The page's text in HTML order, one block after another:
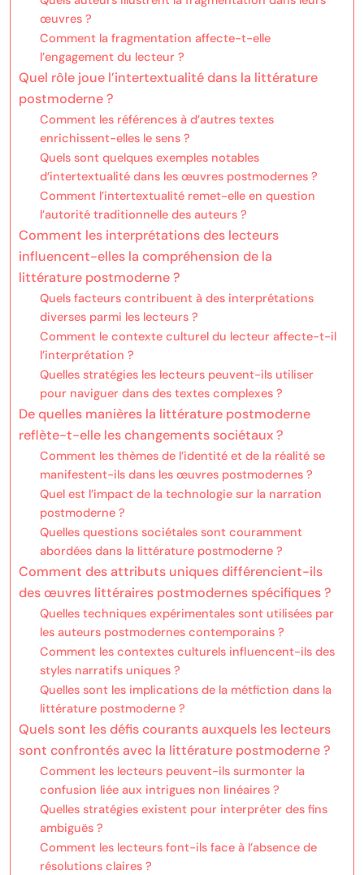
œuvres ?
Comment la fragmentation affecte-t-elle
l’engagement du lecteur ?
Quel rôle joue l’intertextualité dans la littérature
postmoderne ?
Comment les références à d’autres textes
enrichissent-elles le sens ?
Quels sont quelques exemples notables
d’intertextualité dans les œuvres postmodernes ?
Comment l’intertextualité remet-elle en question
l’autorité traditionnelle des auteurs ?
Comment les interprétations des lecteurs
influencent-elles la compréhension de la
littérature postmoderne ?
Quels facteurs contribuent à des interprétations
diverses parmi les lecteurs ?
Comment le contexte culturel du lecteur affecte-t-il
l’interprétation ?
Quelles stratégies les lecteurs peuvent-ils utiliser
pour naviguer dans des textes complexes ?
De quelles manières la littérature postmoderne
reflète-t-elle les changements sociétaux ?
Comment les thèmes de l’identité et de la réalité se
manifestent-ils dans les œuvres postmodernes ?
Quel est l’impact de la technologie sur la narration
postmoderne ?
Quelles questions sociétales sont couramment
abordées dans la littérature postmoderne ?
Comment des attributs uniques différencient-ils
des œuvres littéraires postmodernes spécifiques ?
Quelles techniques expérimentales sont utilisées par
les auteurs postmodernes contemporains ?
Comment les contextes culturels influencent-ils des
styles narratifs uniques ?
Quelles sont les implications de la métfiction dans la
littérature postmoderne ?
Quels sont les défis courants auxquels les lecteurs
sont confrontés avec la littérature postmoderne ?
Comment les lecteurs peuvent-ils surmonter la
confusion liée aux intrigues non linéaires ?
Quelles stratégies existent pour interpréter des fins
ambiguës ?
Comment les lecteurs font-ils face à l’absence de
résolutions claires ?